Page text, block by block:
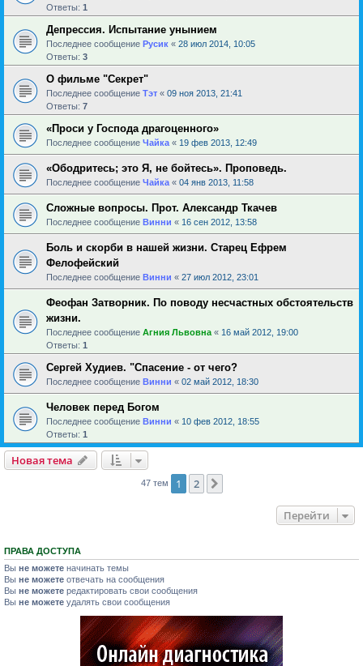
Ответы: 1
Депрессия. Испытание унынием
Последнее сообщение Русик « 28 июл 2014, 10:05
Ответы: 3
О фильме "Секрет"
Последнее сообщение Тэт « 09 ноя 2013, 21:41
Ответы: 7
«Проси у Господа драгоценного»
Последнее сообщение Чайка « 19 фев 2013, 12:49
«Ободритесь; это Я, не бойтесь». Проповедь.
Последнее сообщение Чайка « 04 янв 2013, 11:58
Сложные вопросы. Прот. Александр Ткачев
Последнее сообщение Винни « 16 сен 2012, 13:58
Боль и скорби в нашей жизни. Старец Ефрем
Фелофейский
Последнее сообщение Винни « 27 июл 2012, 23:01
Феофан Затворник. По поводу несчастных обстоятельств
жизни.
Последнее сообщение Агния Львовна « 16 май 2012, 19:00
Ответы: 1
Сергей Худиев. "Спасение - от чего?
Последнее сообщение Винни « 02 май 2012, 18:30
Человек перед Богом
Последнее сообщение Винни « 10 фев 2012, 18:55
Ответы: 1
Новая тема
47 тем 1 2
Перейти
ПРАВА ДОСТУПА
Вы не можете начинать темы
Вы не можете отвечать на сообщения
Вы не можете редактировать свои сообщения
Вы не можете удалять свои сообщения